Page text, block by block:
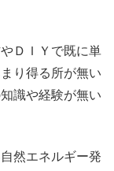
ＤＩＹで既に単
り得る所が無い
識や経験が無い
然エネルギー発